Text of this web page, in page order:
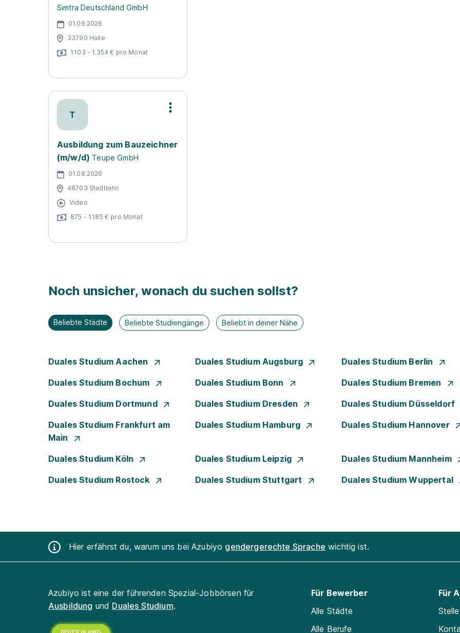
Simtra Deutschland GmbH
01.09.2026
33790 Halle
1.103 - 1.354 € pro Monat
T
Ausbildung zum Bauzeichner
(m/w/d) Teupe GmbH
01.08.2026
48703 Stadtlohn
Video
875 - 1.185 € pro Monat
Noch unsicher, wonach du suchen sollst?
Beliebte Städte Beliebte Studiengänge Beliebt in deiner Nähe
Duales Studium Aachen Duales Studium Augsburg Duales Studium Berlin
Duales Studium Bochum Duales Studium Bonn Duales Studium Bremen
Duales Studium Dortmund Duales Studium Dresden Duales Studium Düsseldorf
Duales Studium Frankfurt am
Main
Duales Studium Hamburg Duales Studium Hannover
Duales Studium Köln Duales Studium Leipzig Duales Studium Mannheim
Duales Studium Rostock Duales Studium Stuttgart Duales Studium Wuppertal
Hier erfährst du, warum uns bei Azubiyo gendergerechte Sprache wichtig ist.
Azubiyo ist eine der führenden Spezial-Jobbörsen für
Ausbildung und Duales Studium.
Für Bewerber
Alle Städte
Alle Berufe
Für